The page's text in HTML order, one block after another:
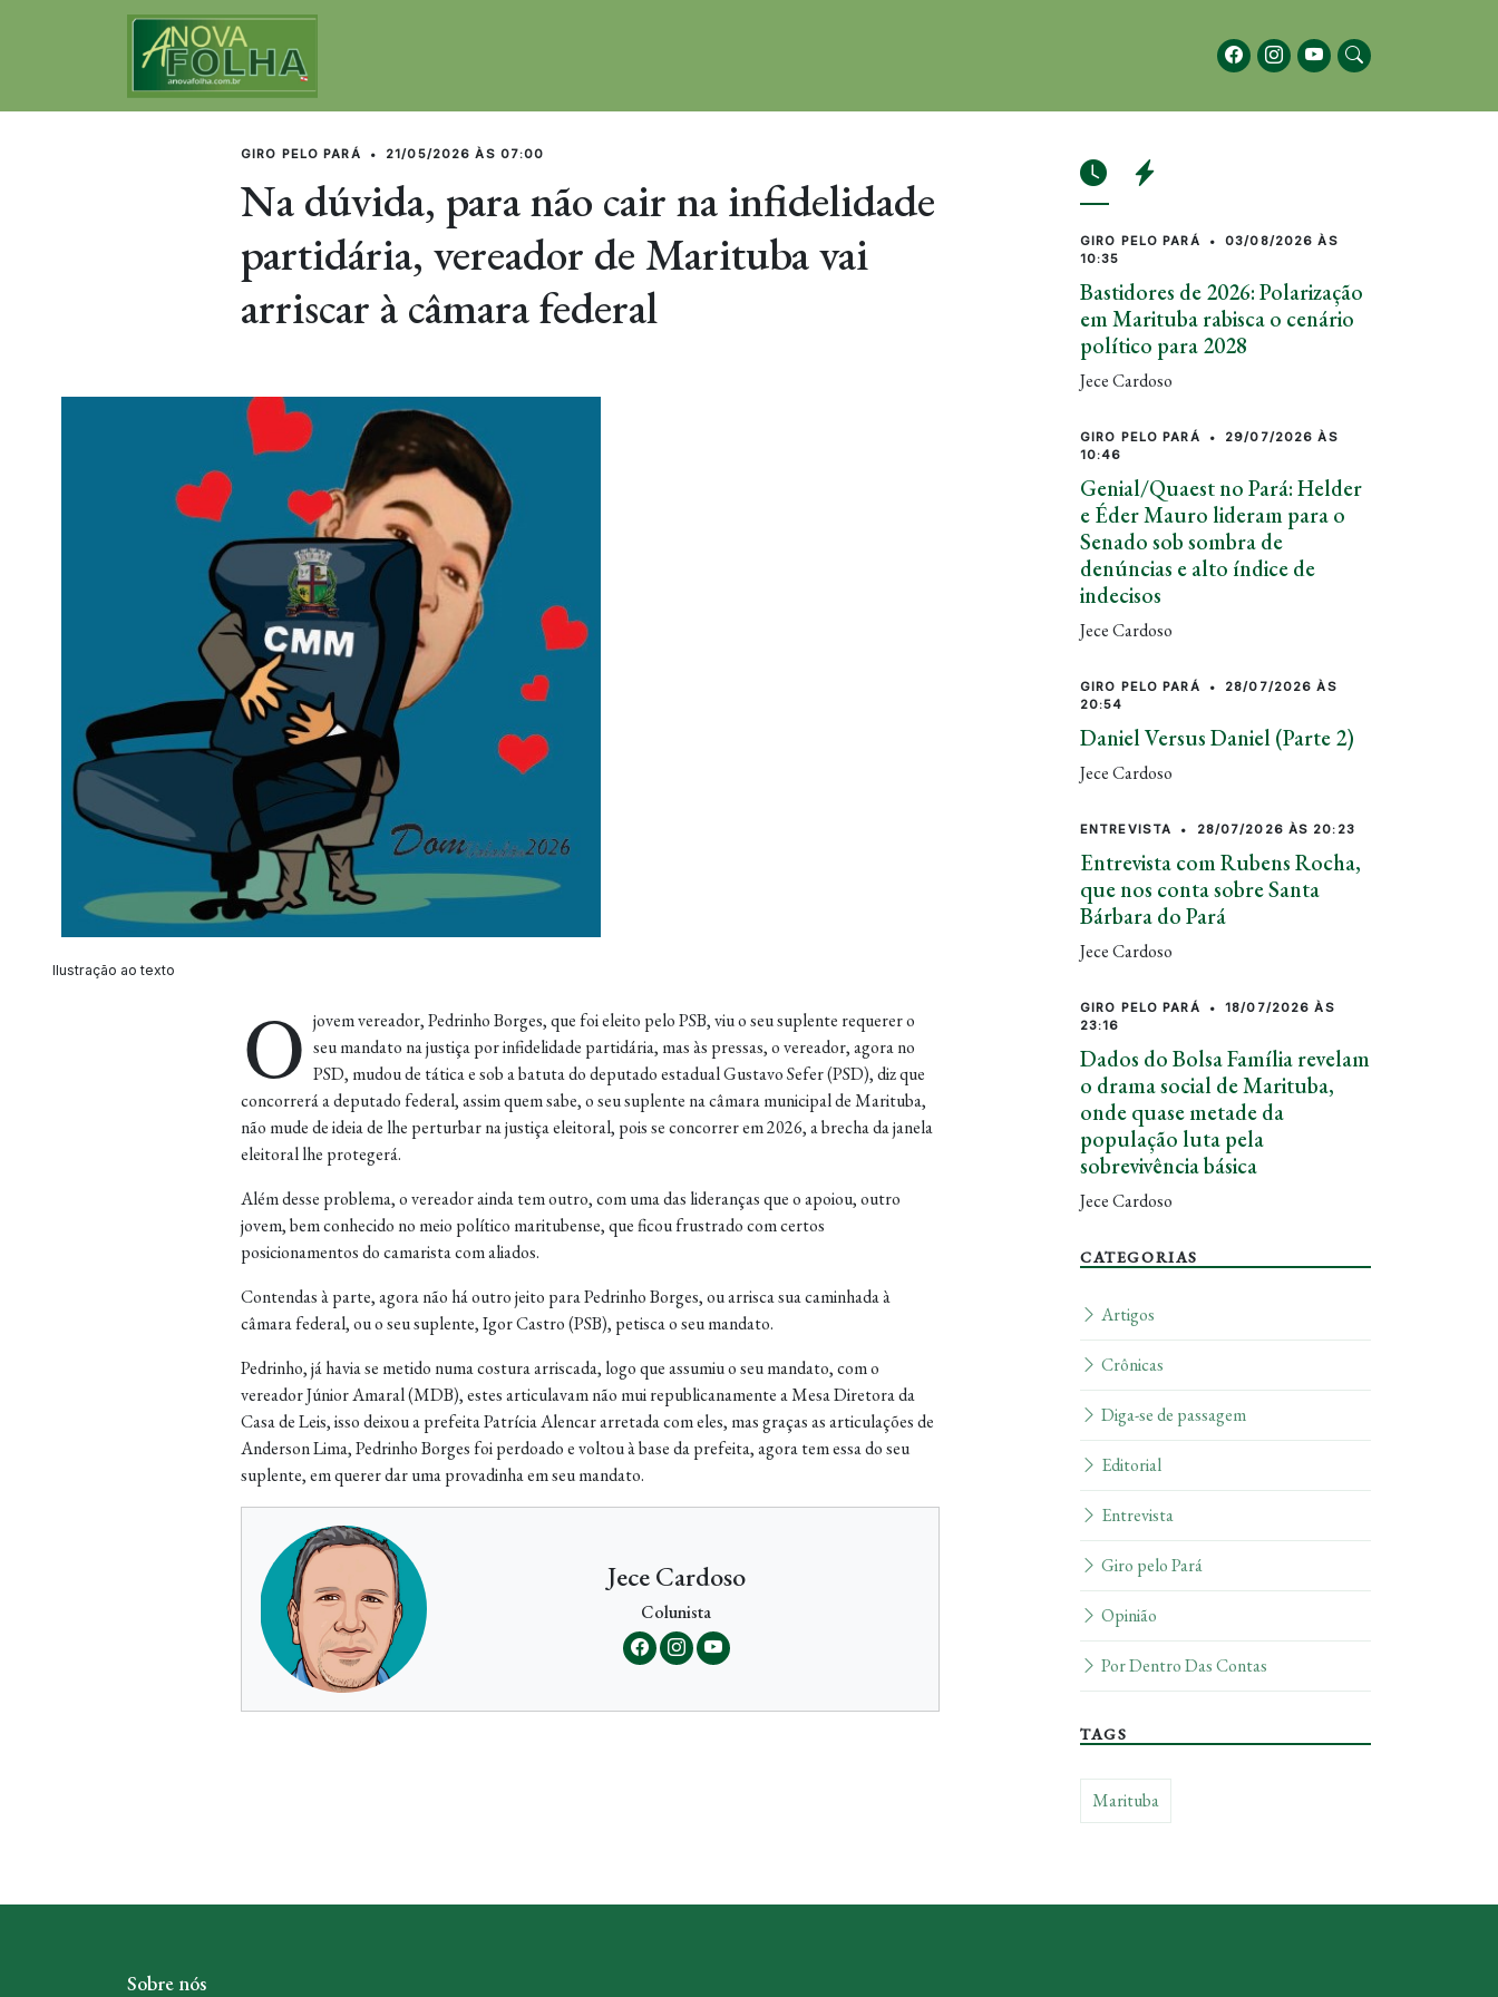
GIRO PELO PARÁ • 21/05/2026 ÀS 07:00
Na dúvida, para não cair na infidelidade
partidária, vereador de Marituba vai
arriscar à câmara federal
Ilustração ao texto
O jovem vereador, Pedrinho Borges, que foi eleito pelo PSB, viu o seu suplente requerer o
seu mandato na justiça por infidelidade partidária, mas às pressas, o vereador, agora no
PSD, mudou de tática e sob a batuta do deputado estadual Gustavo Sefer (PSD), diz que
concorrerá a deputado federal, assim quem sabe, o seu suplente na câmara municipal de Marituba,
não mude de ideia de lhe perturbar na justiça eleitoral, pois se concorrer em 2026, a brecha da janela
eleitoral lhe protegerá.
Além desse problema, o vereador ainda tem outro, com uma das lideranças que o apoiou, outro
jovem, bem conhecido no meio político maritubense, que ficou frustrado com certos
posicionamentos do camarista com aliados.
Contendas à parte, agora não há outro jeito para Pedrinho Borges, ou arrisca sua caminhada à
câmara federal, ou o seu suplente, Igor Castro (PSB), petisca o seu mandato.
Pedrinho, já havia se metido numa costura arriscada, logo que assumiu o seu mandato, com o
vereador Júnior Amaral (MDB), estes articulavam não mui republicanamente a Mesa Diretora da
Casa de Leis, isso deixou a prefeita Patrícia Alencar arretada com eles, mas graças as articulações de
Anderson Lima, Pedrinho Borges foi perdoado e voltou à base da prefeita, agora tem essa do seu
suplente, em querer dar uma provadinha em seu mandato.
Jece Cardoso
Colunista
GIRO PELO PARÁ •
03/08/2026 ÀS
10:35
Bastidores de 2026: Polarização
em Marituba rabisca o cenário
político para 2028
Jece Cardoso
GIRO PELO PARÁ •
29/07/2026 ÀS
10:46
Genial/Quaest no Pará: Helder
e Éder Mauro lideram para o
Senado sob sombra de
denúncias e alto índice de
indecisos
Jece Cardoso
GIRO PELO PARÁ •
28/07/2026 ÀS
20:54
Daniel Versus Daniel (Parte 2)
Jece Cardoso
ENTREVISTA • 28/07/2026 ÀS 20:23
Entrevista com Rubens Rocha,
que nos conta sobre Santa
Bárbara do Pará
Jece Cardoso
GIRO PELO PARÁ •
18/07/2026 ÀS
23:16
Dados do Bolsa Família revelam
o drama social de Marituba,
onde quase metade da
população luta pela
sobrevivência básica
Jece Cardoso
CATEGORIAS
Artigos
Crônicas
Diga-se de passagem
Editorial
Entrevista
Giro pelo Pará
Opinião
Por Dentro Das Contas
TAGS
Marituba
Sobre nós